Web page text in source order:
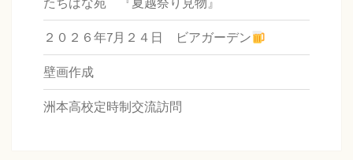
２０２６年7月２４日 ビアガーデン
壁画作成
洲本高校定時制交流訪問